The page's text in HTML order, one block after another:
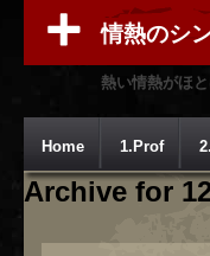
情熱のシ
熱い情熱がほ
Home 1.Prof
Archive for